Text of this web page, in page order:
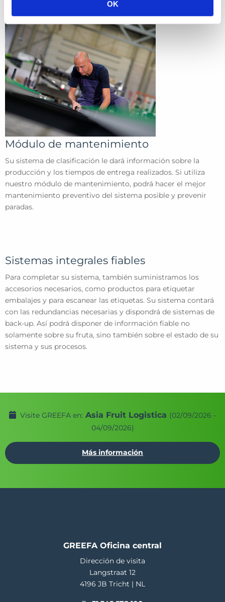
OK
Módulo de mantenimiento
Su sistema de clasificación le dará información sobre la
producción y los tiempos de entrega realizados. Si utiliza
nuestro módulo de mantenimiento, podrá hacer el mejor
mantenimiento preventivo del sistema posible y prevenir
paradas.
Sistemas integrales fiables
Para completar su sistema, también suministramos los
accesorios necesarios, como productos para etiquetar
embalajes y para escanear las etiquetas. Su sistema contará
con las redundancias necesarias y dispondrá de sistemas de
back-up. Así podrá disponer de información fiable no
solamente sobre su fruta, sino también sobre el estado de su
sistema y sus procesos.
Visite GREEFA en: Asia Fruit Logistica (02/09/2026 -
04/09/2026)
Más información
GREEFA Oficina central
Dirección de visita
Langstraat 12
4196 JB Tricht | NL